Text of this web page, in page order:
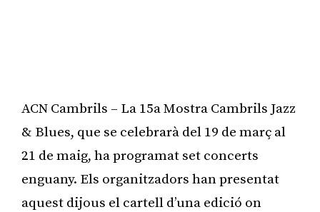
ACN Cambrils – La 15a Mostra Cambrils Jazz
& Blues, que se celebrarà del 19 de març al
21 de maig, ha programat set concerts
enguany. Els organitzadors han presentat
aquest dijous el cartell d’una edició on